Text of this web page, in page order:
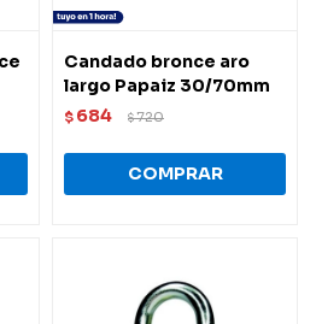
Candado bronce aro
largo Papaiz 30/70mm
$ 684 $720